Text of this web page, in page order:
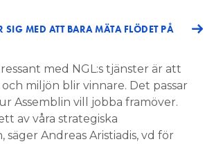
MED ATT BARA MÄTA FLÖDET PÅ
med NGL:s tjänster är att
miljön blir vinnare. Det passar
Assemblin vill jobba framöver.
av våra strategiska
Andreas Aristiadis, vd för